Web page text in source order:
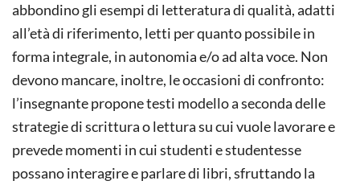
abbondino gli esempi di letteratura di qualità, adatti
all’età di riferimento, letti per quanto possibile in
forma integrale, in autonomia e/o ad alta voce. Non
devono mancare, inoltre, le occasioni di confronto:
l’insegnante propone testi modello a seconda delle
strategie di scrittura o lettura su cui vuole lavorare e
prevede momenti in cui studenti e studentesse
possano interagire e parlare di libri, sfruttando la